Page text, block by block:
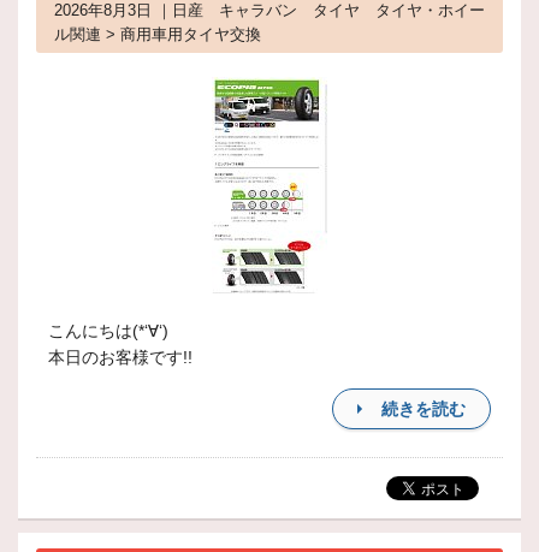
2026年8月3日 ｜日産 キャラバン タイヤ タイヤ・ホイー
ル関連 > 商用車用タイヤ交換
こんにちは(*‘∀‘)
本日のお客様です!!
続きを読む